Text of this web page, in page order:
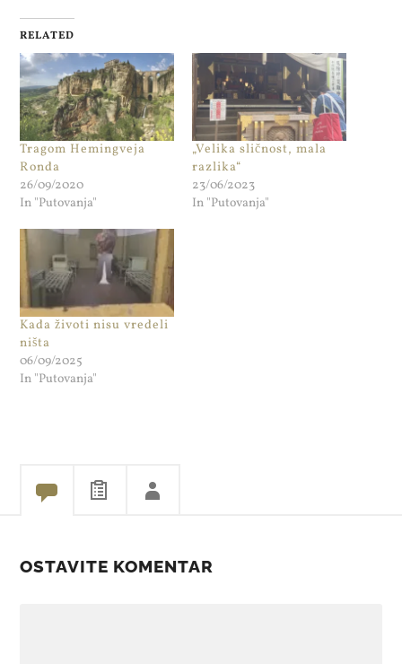
RELATED
Tragom Hemingveja
Ronda
26/09/2020
In "Putovanja"
„Velika sličnost, mala
razlika“
23/06/2023
In "Putovanja"
Kada životi nisu vredeli
ništa
06/09/2025
In "Putovanja"
OSTAVITE KOMENTAR